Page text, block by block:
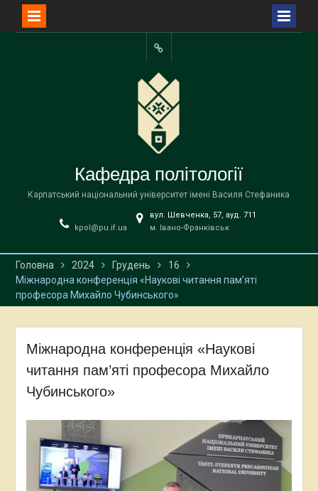
Facebook
Кафедра політології
Карпатський національний університет імені Василя Стефаника
kpol@pu.if.ua
вул. Шевченка, 57, ауд. 711
м. Івано-Франківськ
Головна 2024 Грудень
16
Міжнародна конференція «Наукові читання пам’яті
професора Михайло Чубинського»
Міжнародна конференція «Наукові
читання пам’яті професора Михайло
Чубинського»